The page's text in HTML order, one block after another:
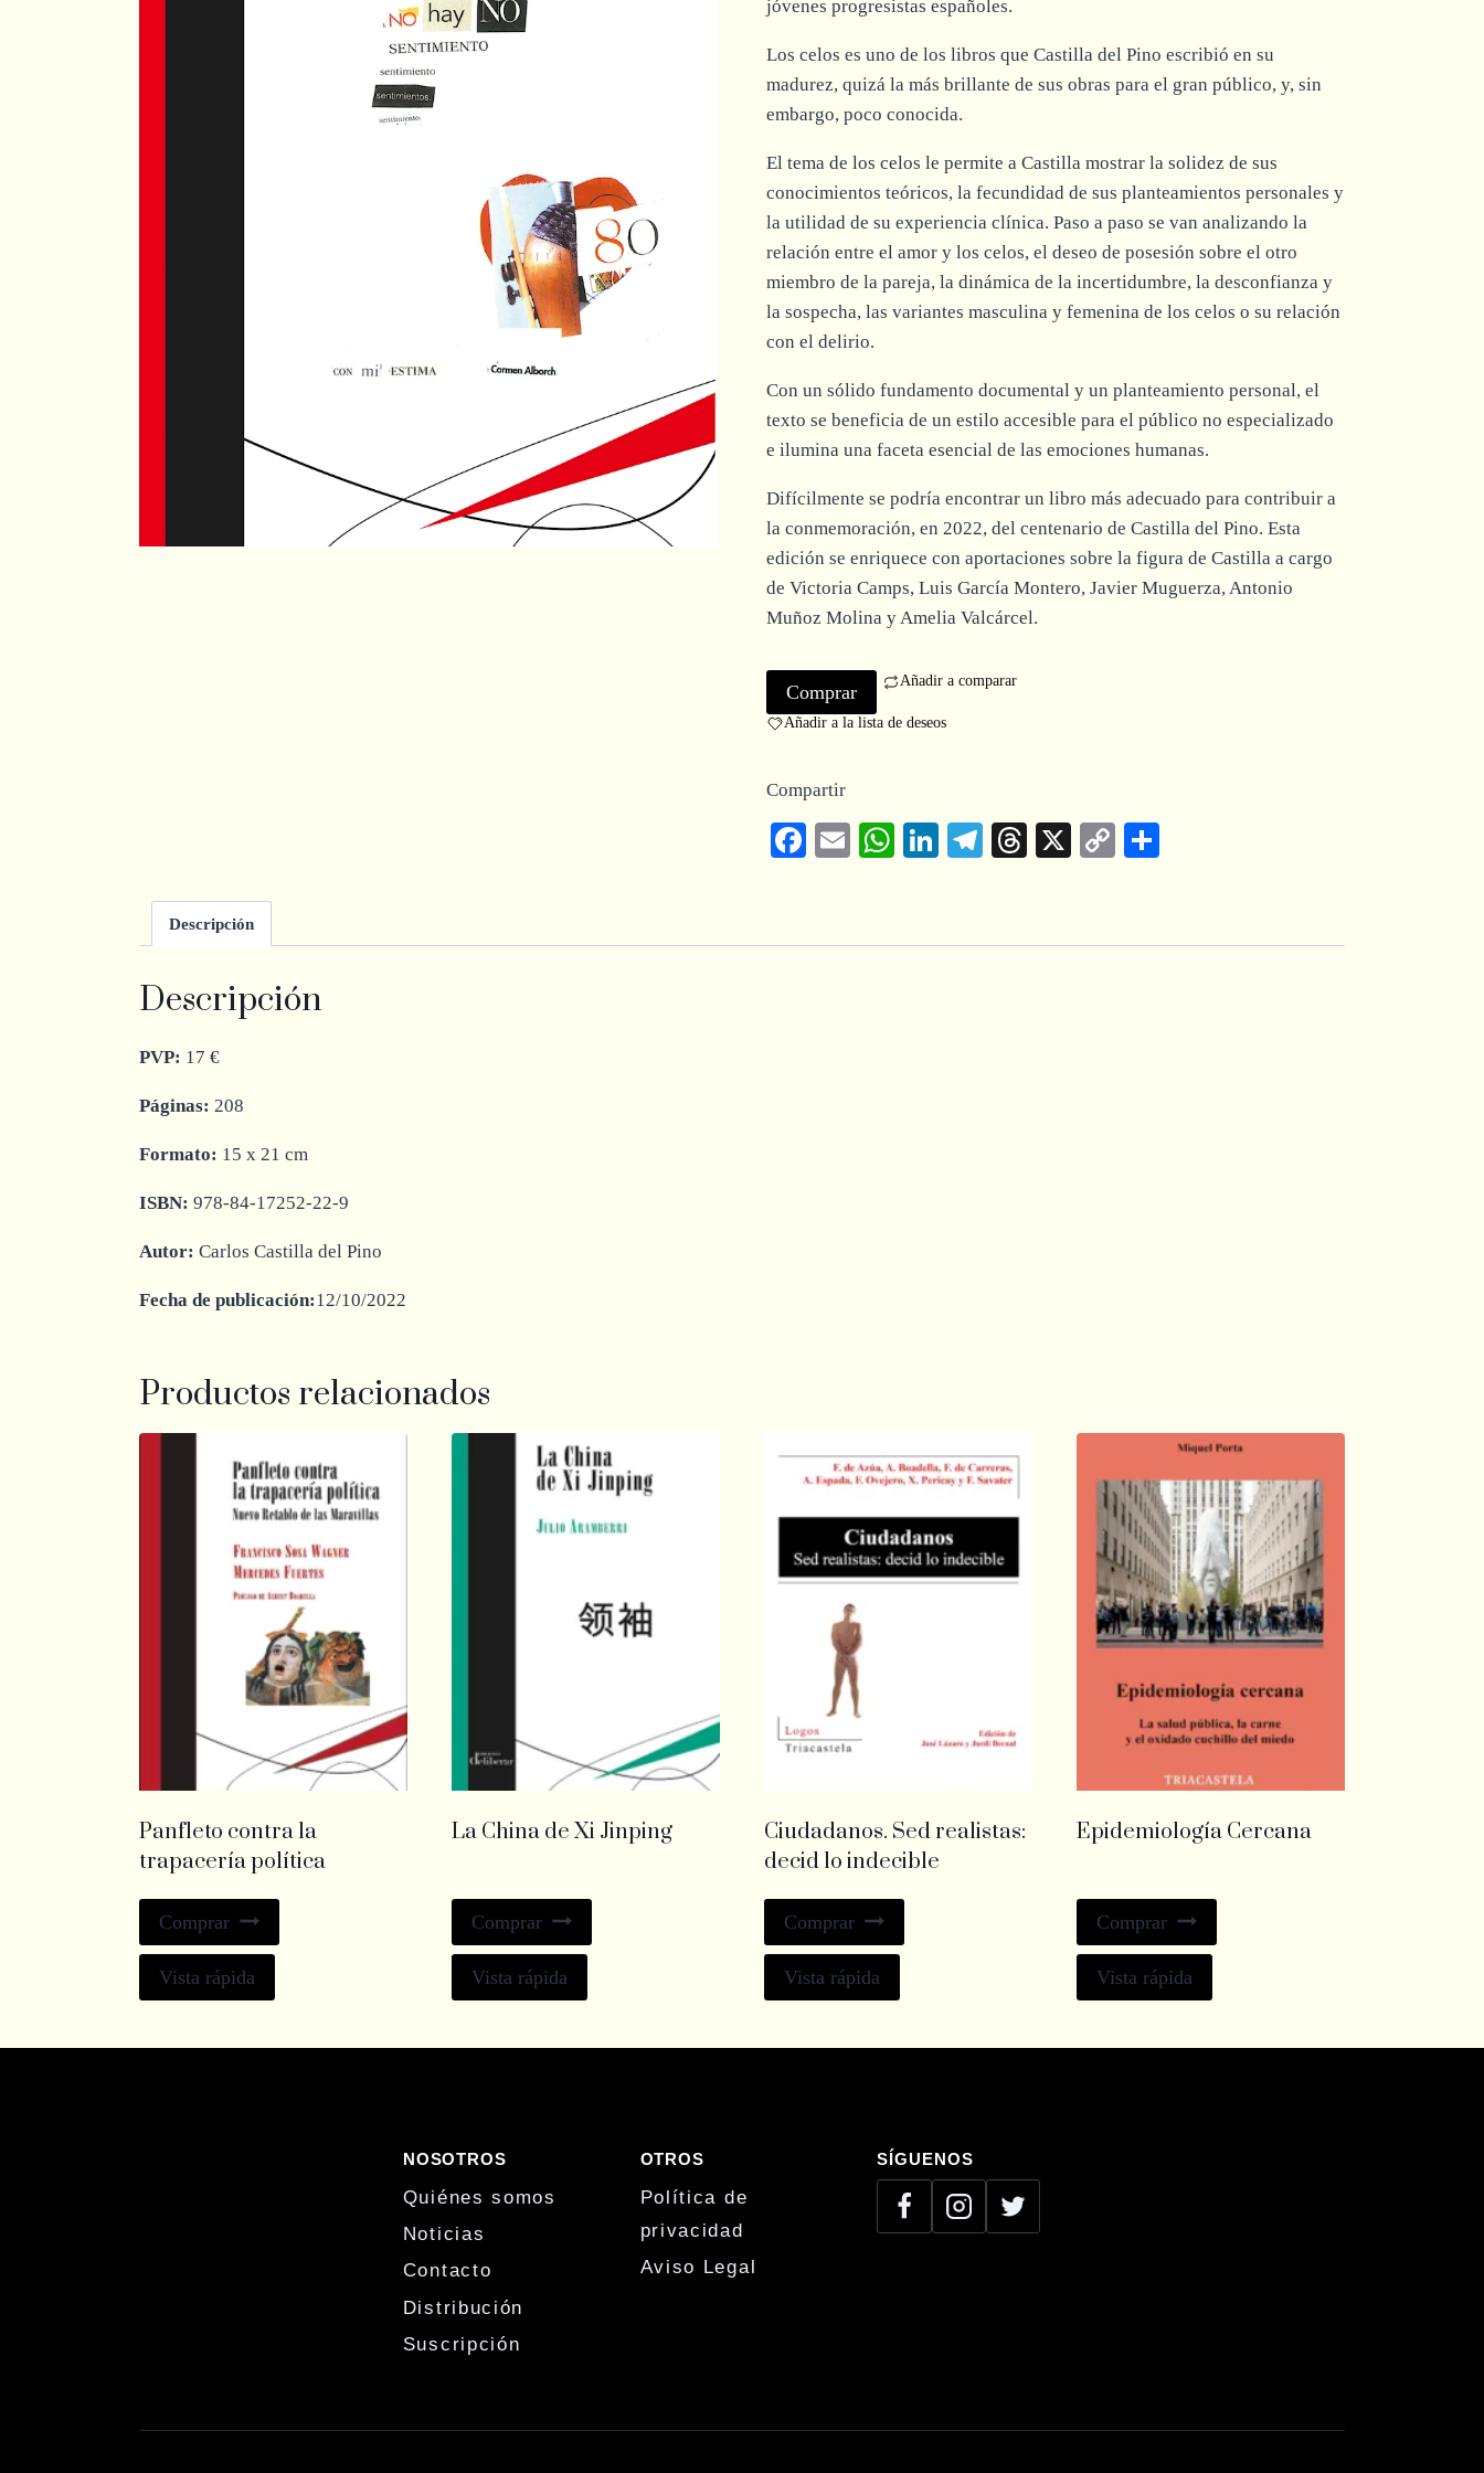
jóvenes progresistas españoles.
Los celos es uno de los libros que Castilla del Pino escribió en su
madurez, quizá la más brillante de sus obras para el gran público, y, sin
embargo, poco conocida.
El tema de los celos le permite a Castilla mostrar la solidez de sus
conocimientos teóricos, la fecundidad de sus planteamientos personales y
la utilidad de su experiencia clínica. Paso a paso se van analizando la
relación entre el amor y los celos, el deseo de posesión sobre el otro
miembro de la pareja, la dinámica de la incertidumbre, la desconfianza y
la sospecha, las variantes masculina y femenina de los celos o su relación
con el delirio.
Con un sólido fundamento documental y un planteamiento personal, el
texto se beneficia de un estilo accesible para el público no especializado
e ilumina una faceta esencial de las emociones humanas.
Difícilmente se podría encontrar un libro más adecuado para contribuir a
la conmemoración, en 2022, del centenario de Castilla del Pino. Esta
edición se enriquece con aportaciones sobre la figura de Castilla a cargo
de Victoria Camps, Luis García Montero, Javier Muguerza, Antonio
Muñoz Molina y Amelia Valcárcel.
Comprar
Añadir a comparar
Añadir a la lista de deseos
Compartir
Facebook
EmailWhatsApp
LinkedIn
Telegram
Threads
X
Copy
Descripción
Descripción
PVP: 17 €
Páginas: 208
Formato: 15 x 21 cm
ISBN: 978-84-17252-22-9
Autor: Carlos Castilla del Pino
Fecha de publicación:12/10/2022
Productos relacionados
Panfleto contra la
trapacería política
Comprar
Vista rápida
La China de Xi Jinping
Comprar
Vista rápida
Ciudadanos. Sed realistas:
decid lo indecible
Comprar
Vista rápida
Epidemiología Cercana
Comprar
Vista rápida
NOSOTROS
Quiénes somos
Noticias
Contacto
Distribución
Suscripción
OTROS
Política de
privacidad
Aviso Legal
SÍGUENOS